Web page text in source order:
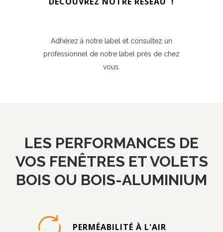
Adhérez à notre label et consultez un
professionnel de notre label près de chez
vous.
LES PERFORMANCES DE
VOS FENÊTRES ET VOLETS
BOIS OU BOIS-ALUMINIUM
PERMÉABILITÉ À L'AIR